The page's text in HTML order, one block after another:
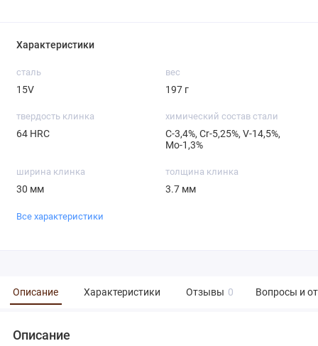
Характеристики
сталь
15V
вес
197 г
твердость клинка
64 HRC
химический состав стали
С-3,4%, Сr-5,25%, V-14,5%,
Мо-1,3%
ширина клинка
30 мм
толщина клинка
3.7 мм
Все характеристики
Описание Характеристики Отзывы 0 Вопросы и
Описание